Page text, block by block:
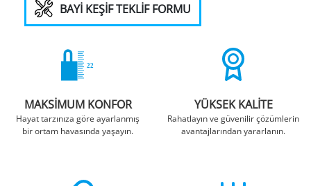
BAYİ KEŞİF TEKLİF FORMU
MAKSİMUM KONFOR
Hayat tarzınıza göre ayarlanmış
bir ortam havasında yaşayın.
YÜKSEK KALİTE
Rahatlayın ve güvenilir çözümlerin
avantajlarından yararlanın.